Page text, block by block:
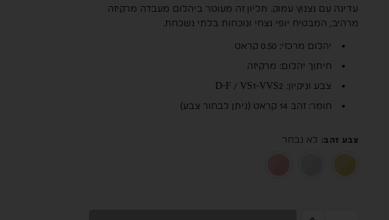
עדינה עם נצנוץ עמוק. תליון זה מעוטר ביהלום מעבדה מרקיזה
מרהיב, המבטיח יופי נצחי ונוכחות בלתי נשכחת.
יהלום מרכזי: 0.50 קראט
חיתוך יהלום: מרקיזה
צבע וניקיון: D-F / VS1-VVS2
חומר: זהב 14 קראט (ניתן לבחור צבע)
צבע זהב: לא נבחר